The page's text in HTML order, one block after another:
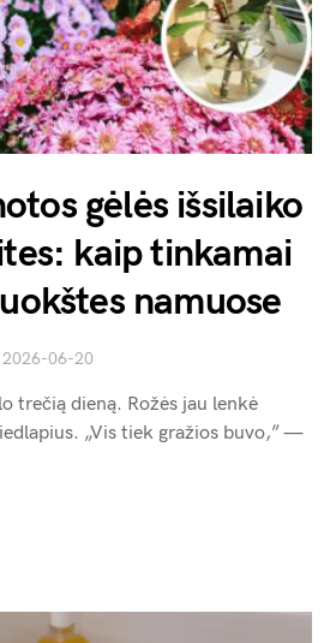
gėlės išsilaiko
kaip tinkamai
namuose
2026-06-20
trečią dieną. Rožės jau lenkė
„Vis tiek gražios buvo,” —